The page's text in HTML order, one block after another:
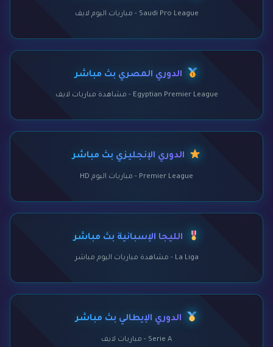
Saudi Pro League - مباريات اليوم لايف
الدوري المصري بث مباشر
Egyptian Premier League - مشاهدة مباريات لايف
الدوري الإنجليزي بث مباشر
Premier League - مباريات اليوم HD
الليجا الإسبانية بث مباشر
La Liga - مشاهدة مباريات اليوم مباشر
الدوري الإيطالي بث مباشر
Serie A - مباريات لايف